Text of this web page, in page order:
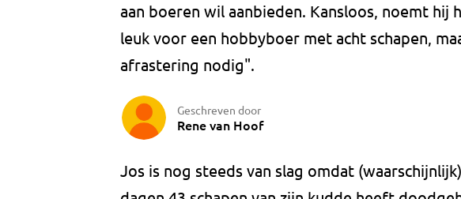
aan boeren wil aanbieden. Kansloos, noemt hij
leuk voor een hobbyboer met acht schapen,
afrastering nodig".
Geschreven door
Rene van Hoof
Jos is nog steeds van slag omdat